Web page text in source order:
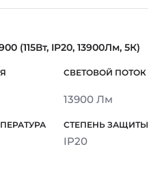
(115Вт, IP20, 13900Лм, 5К)
13900 Лм
IP20